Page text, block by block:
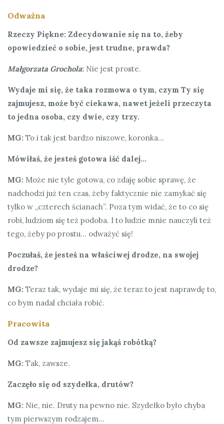
Odważna
Rzeczy Piękne: Zdecydowanie się na to, żeby
opowiedzieć o sobie, jest trudne, prawda?
Małgorzata Grochola: Nie jest proste.
Wydaje mi się, że taka rozmowa o tym, czym Ty się
zajmujesz, może być ciekawa, nawet jeżeli przeczyta
to jedna osoba, czy dwie, czy trzy.
MG: To i tak jest bardzo niszowe, koronka…
Mówiłaś, że jesteś gotowa iść dalej…
MG: Może nie tyle gotowa, co zdaję sobie sprawę, że
nadchodzi już ten czas, żeby faktycznie nie zamykać się
tylko w „czterech ścianach”. Poza tym widać, że to co się
robi, ludziom się też podoba. I to ludzie mnie nauczyli też
tego, żeby po prostu… odważyć się!
Poczułaś, że jesteś na właściwej drodze, na swojej
drodze?
MG: Teraz tak, wydaje mi się, że teraz to jest naprawdę to,
co bym nadal chciała robić.
Pracowita
Od zawsze zajmujesz się jakąś robótką?
MG: Tak, zawsze.
Zaczęło się od szydełka, drutów?
MG: Nie, nie. Druty na pewno nie. Szydełko było chyba
tym pierwszym rodzajem…